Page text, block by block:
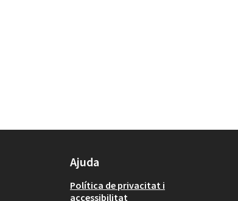
Ajuda
Política de privacitat i
accessibilitat